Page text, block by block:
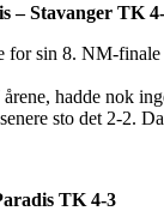
– Stavanger TK
for sin 8. NM-
hadde nok
sto det 2-2.
TK 4-3